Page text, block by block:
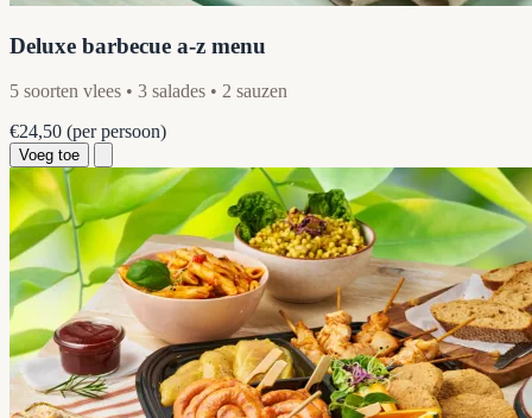
Deluxe barbecue a-z menu
5 soorten vlees • 3 salades • 2 sauzen
€24,50 (per persoon)
Voeg toe